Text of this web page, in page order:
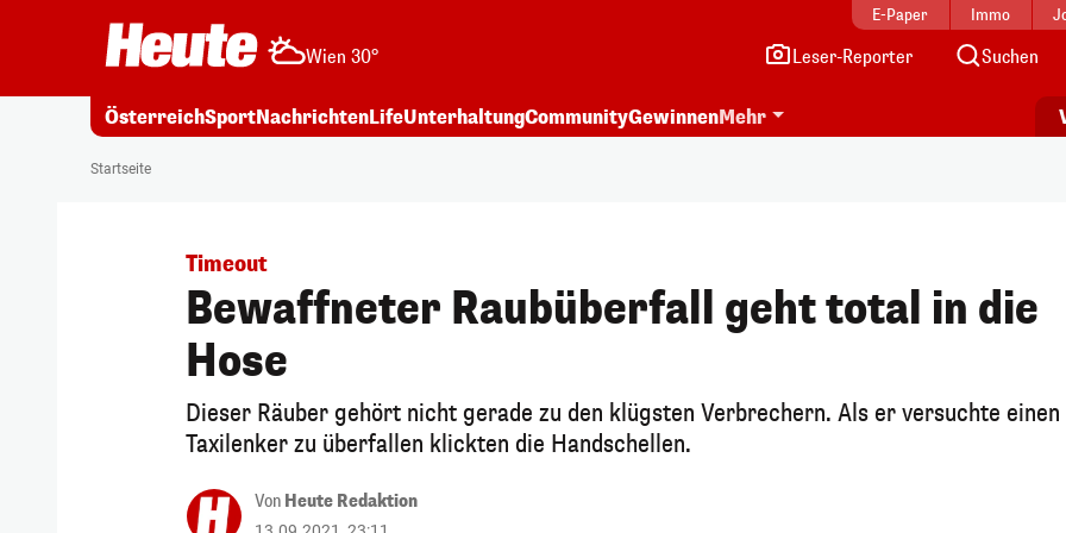
E-Paper Immo
Wien 30° Leser-Reporter Suchen
ÖsterreichSportNachrichtenLifeUnterhaltungCommunityGewinnenMehr
Startseite
Timeout
Bewaffneter Raubüberfall geht total in die
Hose
Dieser Räuber gehört nicht gerade zu den klügsten Verbrechern. Als er versuchte einen
Taxilenker zu überfallen klickten die Handschellen.
Von Heute Redaktion